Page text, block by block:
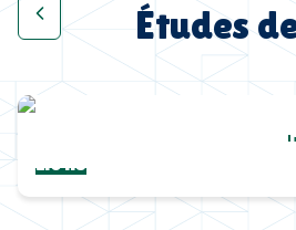
Études
Une collection complète
Lions